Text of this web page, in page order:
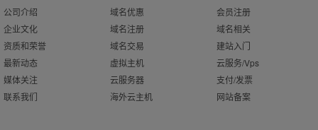
公司介绍
企业文化
资质和荣誉
最新动态
媒体关注
联系我们
域名优惠
域名注册
域名交易
虚拟主机
云服务器
海外云主机
会员注册
域名相关
建站入门
云服务/Vps
支付/发票
网站备案